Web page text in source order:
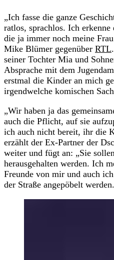
„Ich fasse die ganze
ratlos, sprachlos. Ich erkenne
die ja immer noch meine
Mike Blümer gegenüber RTL
seiner Tochter Mia und
Absprache mit dem
erstmal die Kinder an mich
irgendwelche komischen
„Wir haben ja das
auch die Pflicht, auf sie
ich auch nicht bereit, ihr die
erzählt der Ex-Partner der
weiter und fügt an: „Sie
herausgehalten werden. Ich
Freunde von mir und auch
der Straße angepöbelt